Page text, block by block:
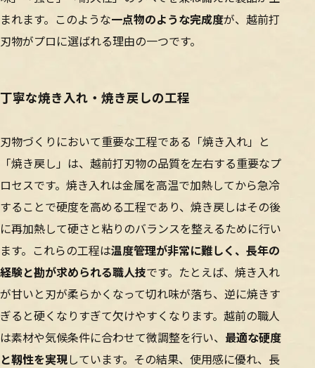
まれます。このような一点物のような完成度が、越前打
刃物がプロに選ばれる理由の一つです。
丁寧な焼き入れ・焼き戻しの工程
刃物づくりにおいて重要な工程である「焼き入れ」と
「焼き戻し」は、越前打刃物の品質を左右する重要なプ
ロセスです。焼き入れは金属を高温で加熱してから急冷
することで硬度を高める工程であり、焼き戻しはその後
に再加熱して硬さと粘りのバランスを整えるために行い
ます。これらの工程は温度管理が非常に難しく、長年の
経験と勘が求められる職人技です。たとえば、焼き入れ
が甘いと刃が柔らかくなって切れ味が落ち、逆に焼きす
ぎると硬くなりすぎて欠けやすくなります。越前の職人
は素材や気候条件に合わせて微調整を行い、 最適な硬度
と靱性を実現しています。その結果、使用感に優れ、長